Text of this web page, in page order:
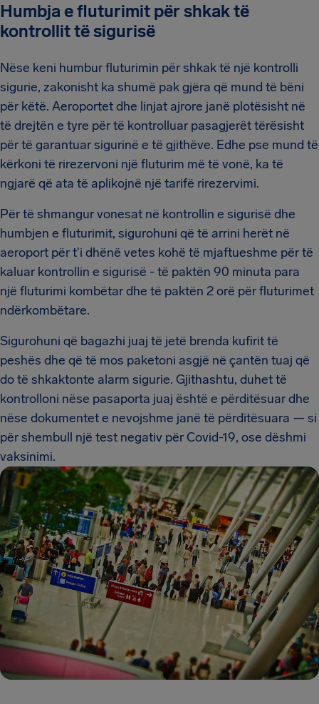
Humbja e fluturimit për shkak të
kontrollit të sigurisë
Nëse keni humbur fluturimin për shkak të një kontrolli
sigurie, zakonisht ka shumë pak gjëra që mund të bëni
për këtë. Aeroportet dhe linjat ajrore janë plotësisht në
të drejtën e tyre për të kontrolluar pasagjerët tërësisht
për të garantuar sigurinë e të gjithëve. Edhe pse mund të
kërkoni të rirezervoni një fluturim më të vonë, ka të
ngjarë që ata të aplikojnë një tarifë rirezervimi.
Për të shmangur vonesat në kontrollin e sigurisë dhe
humbjen e fluturimit, sigurohuni që të arrini herët në
aeroport për t'i dhënë vetes kohë të mjaftueshme për të
kaluar kontrollin e sigurisë - të paktën 90 minuta para
një fluturimi kombëtar dhe të paktën 2 orë për fluturimet
ndërkombëtare.
Sigurohuni që bagazhi juaj të jetë brenda kufirit të
peshës dhe që të mos paketoni asgjë në çantën tuaj që
do të shkaktonte alarm sigurie. Gjithashtu, duhet të
kontrolloni nëse pasaporta juaj është e përditësuar dhe
nëse dokumentet e nevojshme janë të përditësuara — si
për shembull një test negativ për Covid-19, ose dëshmi
vaksinimi.